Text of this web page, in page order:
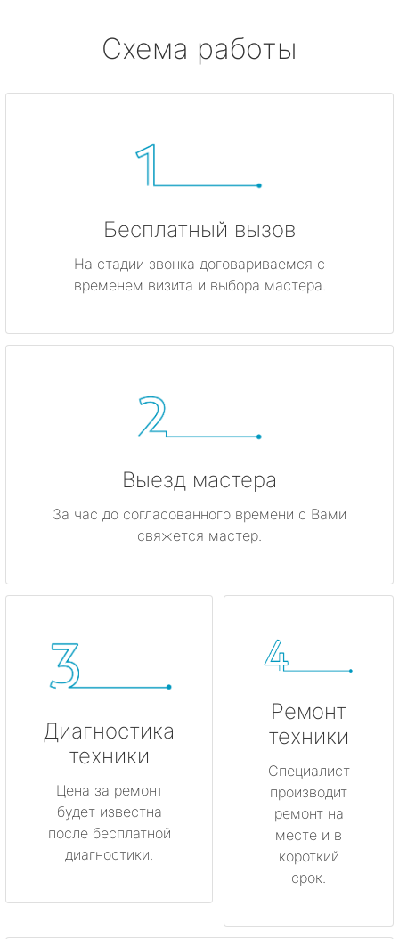
Схема работы
Бесплатный вызов
На стадии звонка договариваемся с
временем визита и выбора мастера.
Выезд мастера
За час до согласованного времени с Вами
свяжется мастер.
Диагностика
техники
Цена за ремонт
будет известна
после бесплатной
диагностики.
Ремонт
техники
Специалист
производит
ремонт на
месте и в
короткий
срок.